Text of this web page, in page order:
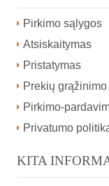
Pirkimo sąlygos
Atsiskaitymas
Pristatymas
Prekių
Pirkimo-
Privatumo
KITA